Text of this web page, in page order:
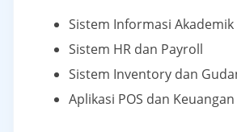
Sistem Informasi Akademik
Sistem HR dan Payroll
Sistem Inventory dan
Aplikasi POS dan Keuangan